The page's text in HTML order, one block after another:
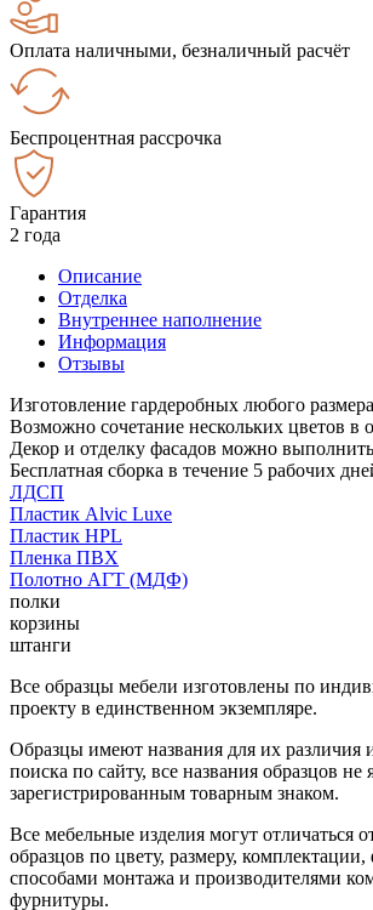
Оплата наличными, безналичный расчёт
Беспроцентная рассрочка
Гарантия
2 года
Описание
Отделка
Внутреннее наполнение
Информация
Отзывы
Изготовление гардеробных любого
Возможно сочетание нескольких цветов в
Декор и отделку фасадов можно
Бесплатная сборка в течение 5 рабочих
ЛДСП
Пластик Alvic Luxe
Пластик HPL
Пленка ПВХ
Полотно АГТ (МДФ)
полки
корзины
штанги
Все образцы мебели изготовлены по
проекту в единственном экземпляре.
Образцы имеют названия для их различия
поиска по сайту, все названия образцов не
зарегистрированным товарным знаком.
Все мебельные изделия могут отличаться
образцов по цвету, размеру,
способами монтажа и производителями
фурнитуры.